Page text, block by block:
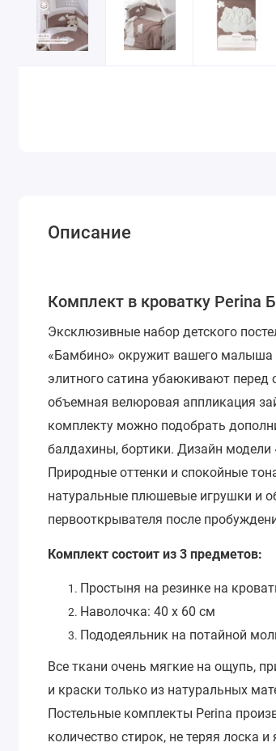
Описание
Комплект в кроватку Perina
Эксклюзивные набор детского
«Бамбино» окружит вашего малыша
элитного сатина убаюкивают
объемная велюровая аппликация
комплекту можно подобрать
балдахины, бортики.Дизайн модели
Природные оттенки и спокойные
натуральные плюшевые игрушки и
первооткрывателя после
Комплект состоит из 3 предметов:
Простыня на резинке на
Наволочка: 40 х 60 см
Пододеяльник на потайной
Все ткани очень мягкие на ощупь,
и краски только из натуральных
Постельные комплекты Perina
количество стирок, не теряя лоска